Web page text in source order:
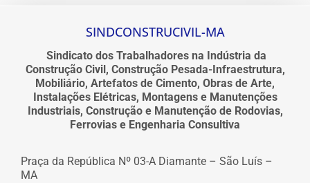
SINDCONSTRUCIVIL-MA
Sindicato dos Trabalhadores na Indústria da
Construção Civil, Construção Pesada-Infraestrutura,
Mobiliário, Artefatos de Cimento, Obras de Arte,
Instalações Elétricas, Montagens e Manutenções
Industriais, Construção e Manutenção de Rodovias,
Ferrovias e Engenharia Consultiva
Praça da República Nº 03-A Diamante – São Luís –
MA